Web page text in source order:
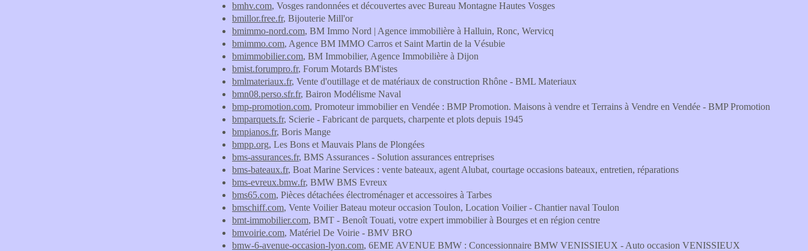
bmhv.com, Vosges randonnées et découvertes avec Bureau Montagne Hautes Vosges
bmillor.free.fr, Bijouterie Mill'or
bmimmo-nord.com, BM Immo Nord | Agence immobilière à Halluin, Ronc, Wervicq
bmimmo.com, Agence BM IMMO Carros et Saint Martin de la Vésubie
bmimmobilier.com, BM Immobilier, Agence Immobilière à Dijon
bmist.forumpro.fr, Forum Motards BM'istes
bmlmateriaux.fr, Vente d'outillage et de matériaux de construction Rhône - BML Materiaux
bmn08.perso.sfr.fr, Bairon Modélisme Naval
bmp-promotion.com, Promoteur immobilier en Vendée : BMP Promotion. Maisons à vendre et Terrains à Vendre en Vendée - BMP Promotion
bmparquets.fr, Scierie - Fabricant de parquets, charpente et plots depuis 1945
bmpianos.fr, Boris Mange
bmpp.org, Les Bons et Mauvais Plans de Plongées
bms-assurances.fr, BMS Assurances - Solution assurances entreprises
bms-bateaux.fr, Boat Marine Services : vente bateaux, agent Alubat, courtage occasions bateaux, entretien, réparations
bms-evreux.bmw.fr, BMW BMS Evreux
bms65.com, Pièces détachées électroménager et accessoires à Tarbes
bmschiff.com, Vente Voilier Bateau moteur occasion Toulon, Location Voilier - Chantier naval Toulon
bmt-immobilier.com, BMT - Benoît Touati, votre expert immobilier à Bourges et en région centre
bmvoirie.com, Matériel De Voirie - BMV BRO
bmw-6-avenue-occasion-lyon.com, 6EME AVENUE BMW : Concessionnaire BMW VENISSIEUX - Auto occasion VENISSIEUX